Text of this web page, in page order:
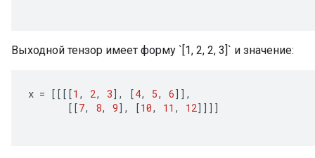
Выходной тензор имеет форму `[1, 2, 2, 3]` и значение:
x = [[[[1 , 2, 3] , [4, 5, 6]] ,
[[7, 8, 9] , [10, 11 , 12]]]]